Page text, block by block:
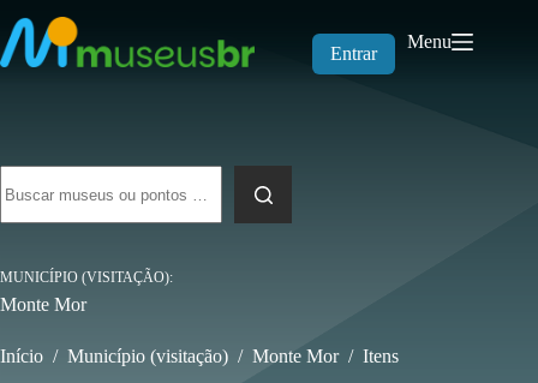
para
o
conteúdo
Entrar
Menu
resultados
MUNICÍPIO (VISITAÇÃO)
Monte Mor
Início / Município (visitação) / Monte Mor / Itens